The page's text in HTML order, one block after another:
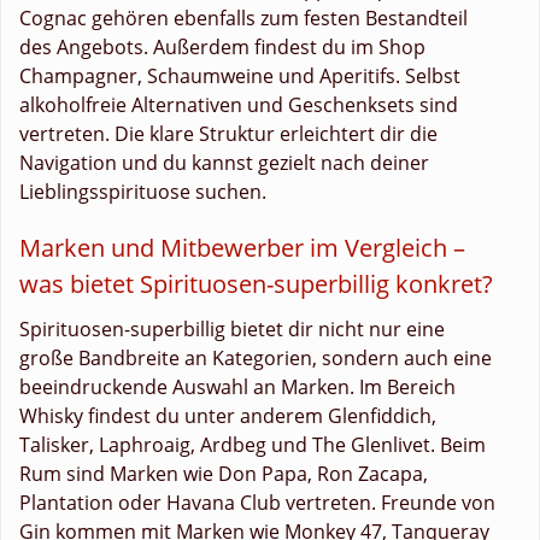
Cognac gehören ebenfalls zum festen Bestandteil
des Angebots. Außerdem findest du im Shop
Champagner, Schaumweine und Aperitifs. Selbst
alkoholfreie Alternativen und Geschenksets sind
vertreten. Die klare Struktur erleichtert dir die
Navigation und du kannst gezielt nach deiner
Lieblingsspirituose suchen.
Marken und Mitbewerber im Vergleich –
was bietet Spirituosen-superbillig konkret?
Spirituosen-superbillig bietet dir nicht nur eine
große Bandbreite an Kategorien, sondern auch eine
beeindruckende Auswahl an Marken. Im Bereich
Whisky findest du unter anderem Glenfiddich,
Talisker, Laphroaig, Ardbeg und The Glenlivet. Beim
Rum sind Marken wie Don Papa, Ron Zacapa,
Plantation oder Havana Club vertreten. Freunde von
Gin kommen mit Marken wie Monkey 47, Tanqueray